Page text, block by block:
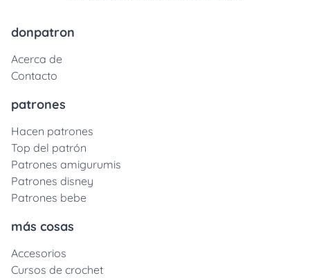
donpatron
Acerca de
Contacto
patrones
Hacen patrones
Top del patrón
Patrones amigurumis
Patrones disney
Patrones bebe
más cosas
Accesorios
Cursos de crochet